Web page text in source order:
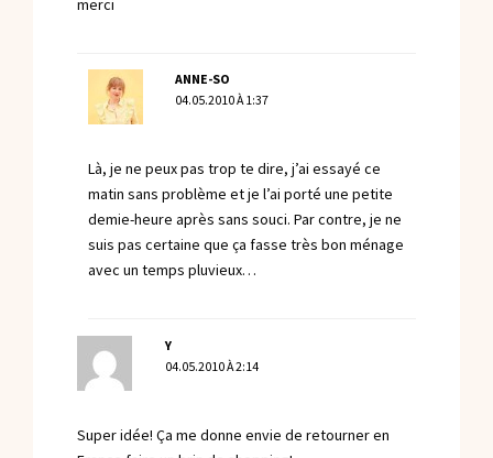
merci
ANNE-SO
04.05.2010 À 1:37
Là, je ne peux pas trop te dire, j’ai essayé ce
matin sans problème et je l’ai porté une petite
demie-heure après sans souci. Par contre, je ne
suis pas certaine que ça fasse très bon ménage
avec un temps pluvieux…
Y
04.05.2010 À 2:14
Super idée! Ça me donne envie de retourner en